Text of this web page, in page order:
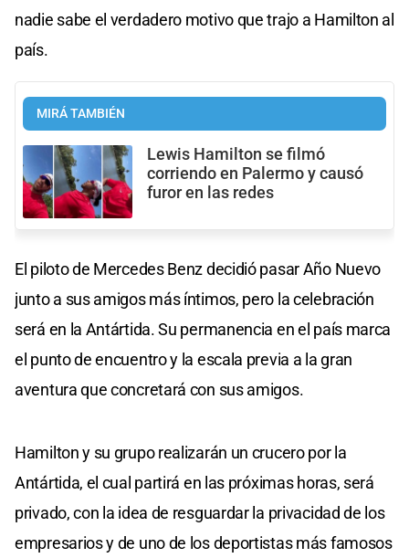
nadie sabe el verdadero motivo que trajo a Hamilton al
país.
MIRÁ TAMBIÉN
Lewis Hamilton se filmó
corriendo en Palermo y causó
furor en las redes
El piloto de Mercedes Benz decidió pasar Año Nuevo
junto a sus amigos más íntimos, pero la celebración
será en la Antártida. Su permanencia en el país marca
el punto de encuentro y la escala previa a la gran
aventura que concretará con sus amigos.
Hamilton y su grupo realizarán un crucero por la
Antártida, el cual partirá en las próximas horas, será
privado, con la idea de resguardar la privacidad de los
empresarios y de uno de los deportistas más famosos